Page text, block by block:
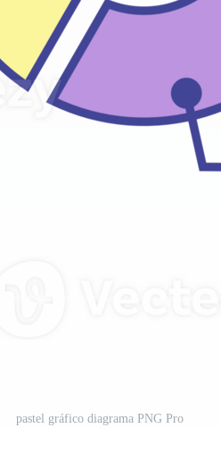
pastel gráfico diagrama PNG Pro